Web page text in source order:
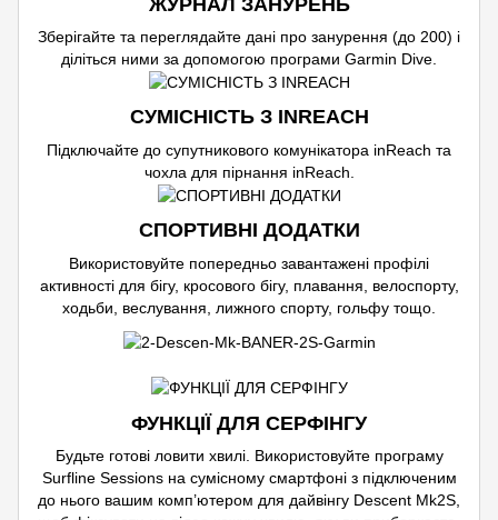
Зберігайте та переглядайте дані про занурення (до 200) і
діліться ними за допомогою програми Garmin Dive.
СУМІСНІСТЬ З INREACH
Підключайте до супутникового комунікатора inReach та
чохла для пірнання inReach.
СПОРТИВНІ ДОДАТКИ
Використовуйте попередньо завантажені профілі
активності для бігу, кросового бігу, плавання, велоспорту,
ходьби, веслування, лижного спорту, гольфу тощо.
ФУНКЦІЇ ДЛЯ СЕРФІНГУ
Будьте готові ловити хвилі. Використовуйте програму
Surfline Sessions на сумісному смартфоні з підключеним
до нього вашим комп’ютером для дайвінгу Descent Mk2S,